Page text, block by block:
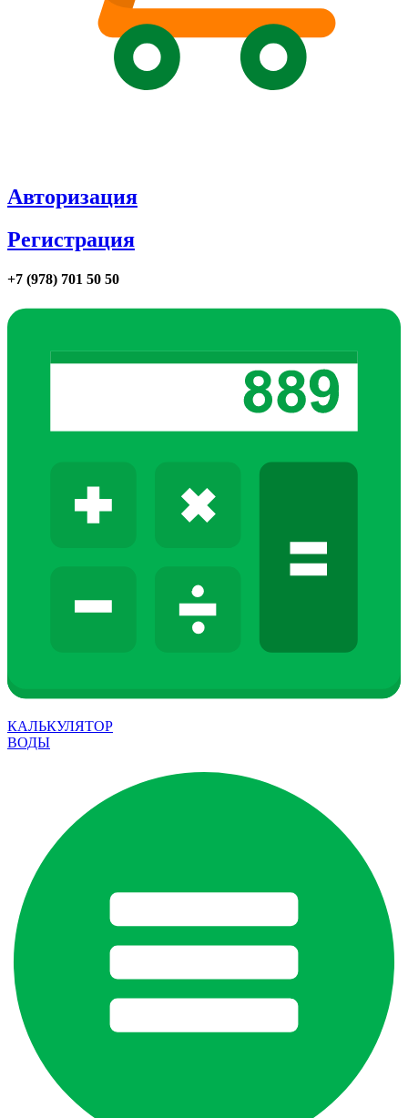
Авторизация
Регистрация
+7 (978) 701 50 50
КАЛЬКУЛЯТОР
ВОДЫ